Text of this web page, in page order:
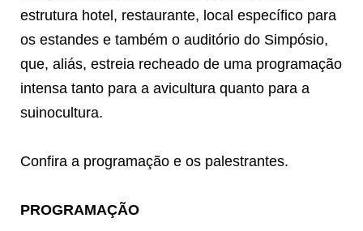
estrutura hotel, restaurante, local específico para
os estandes e também o auditório do Simpósio,
que, aliás, estreia recheado de uma programação
intensa tanto para a avicultura quanto para a
suinocultura.
Confira a programação e os palestrantes.
PROGRAMAÇÃO